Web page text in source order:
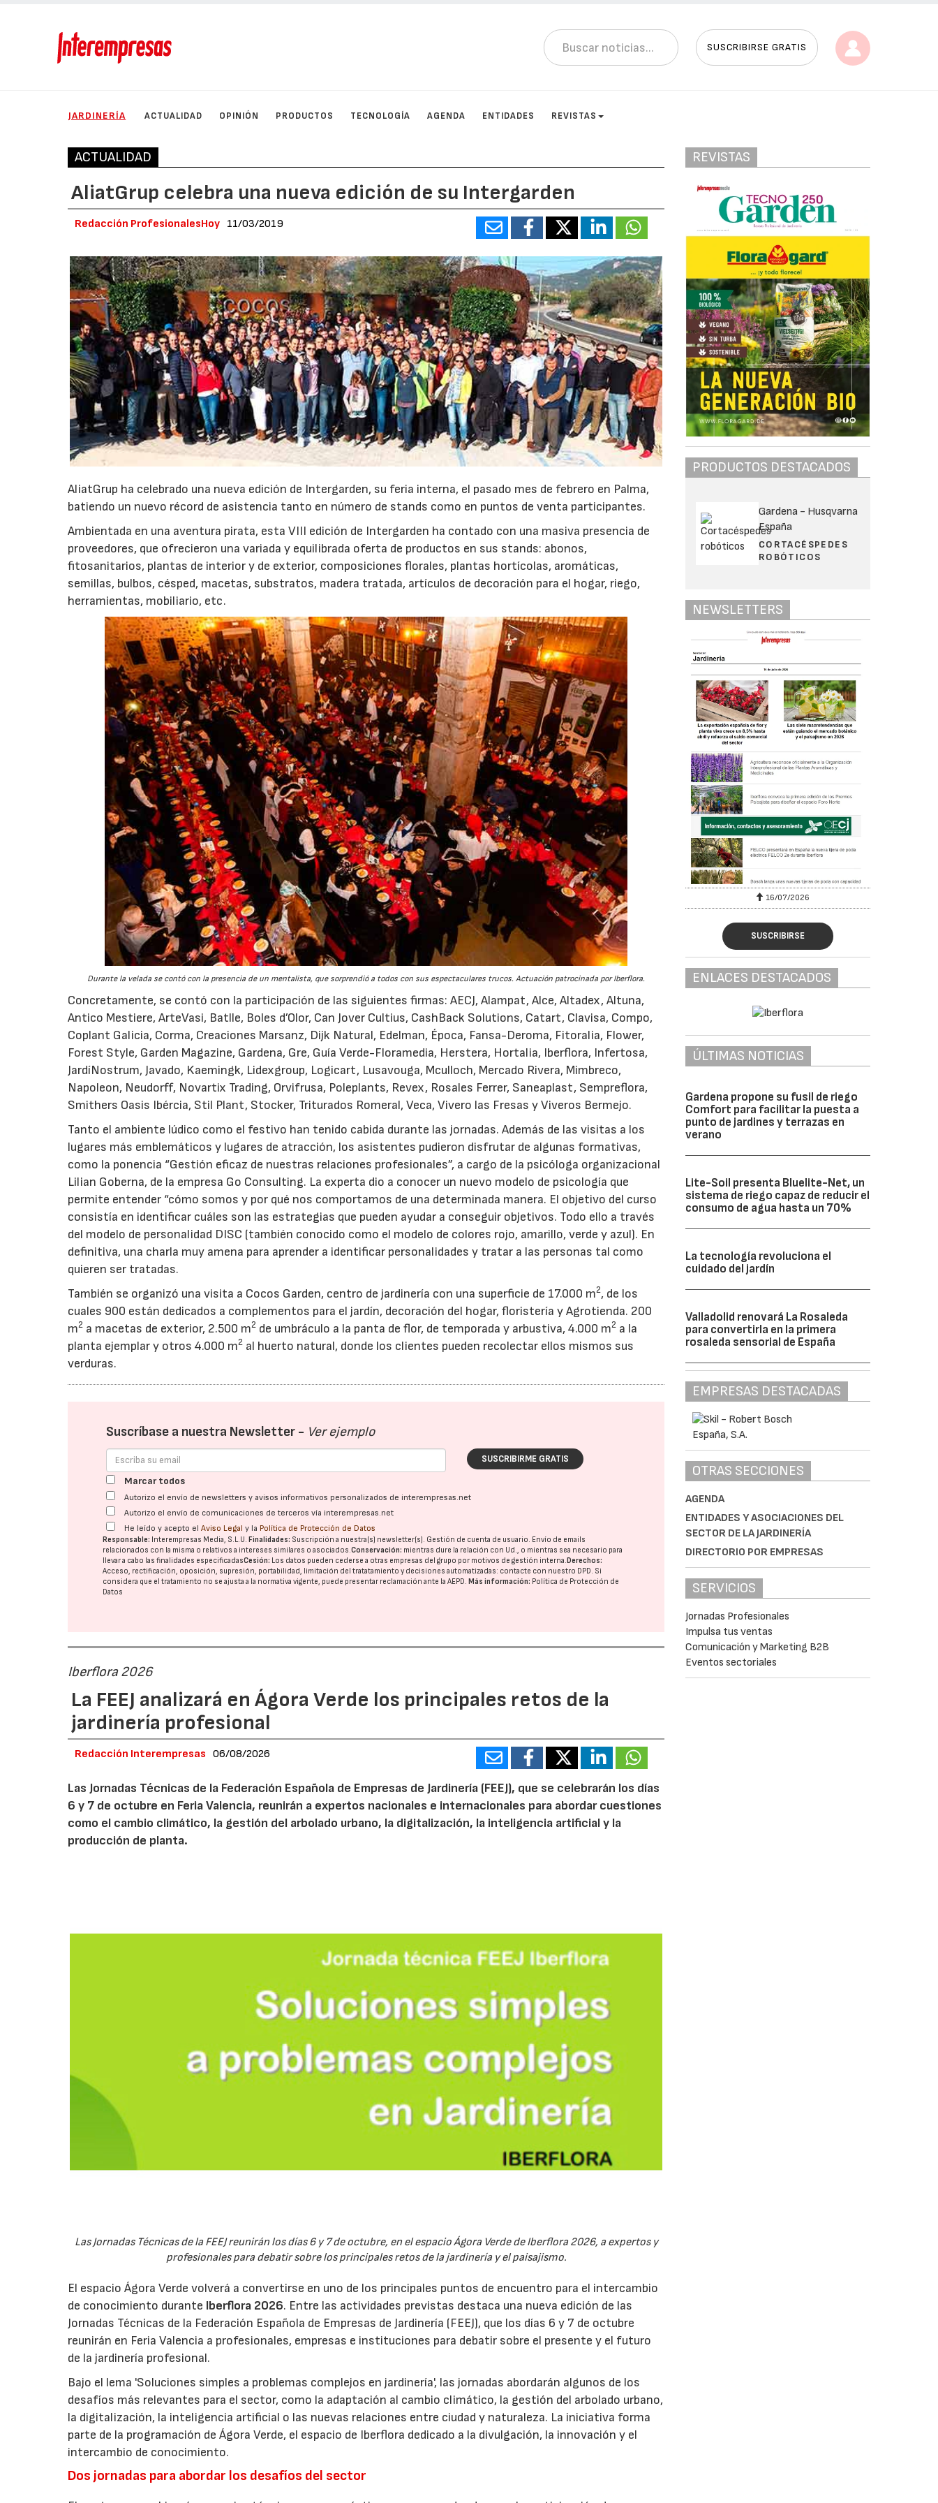
SUSCRIBIRSE GRATIS
JARDINERÍA ACTUALIDAD OPINIÓN PRODUCTOS TECNOLOGÍA AGENDA ENTIDADES REVISTAS
ACTUALIDAD
AliatGrup celebra una nueva edición de su Intergarden
Redacción ProfesionalesHoy 11/03/2019
AliatGrup ha celebrado una nueva edición de Intergarden, su feria interna, el pasado mes de febrero en Palma,
batiendo un nuevo récord de asistencia tanto en número de stands como en puntos de venta participantes.
Ambientada en una aventura pirata, esta VIII edición de Intergarden ha contado con una masiva presencia de
proveedores, que ofrecieron una variada y equilibrada oferta de productos en sus stands: abonos,
fitosanitarios, plantas de interior y de exterior, composiciones florales, plantas hortícolas, aromáticas,
semillas, bulbos, césped, macetas, substratos, madera tratada, artículos de decoración para el hogar, riego,
herramientas, mobiliario, etc.
Durante la velada se contó con la presencia de un mentalista, que sorprendió a todos con sus espectaculares trucos. Actuación patrocinada por Iberflora.
Concretamente, se contó con la participación de las siguientes firmas: AECJ, Alampat, Alce, Altadex, Altuna,
Antico Mestiere, ArteVasi, Batlle, Boles d’Olor, Can Jover Cultius, CashBack Solutions, Catart, Clavisa, Compo,
Coplant Galicia, Corma, Creaciones Marsanz, Dijk Natural, Edelman, Época, Fansa-Deroma, Fitoralia, Flower,
Forest Style, Garden Magazine, Gardena, Gre, Guía Verde-Floramedia, Herstera, Hortalia, Iberflora, Infertosa,
JardíNostrum, Javado, Kaemingk, Lidexgroup, Logicart, Lusavouga, Mculloch, Mercado Rivera, Mimbreco,
Napoleon, Neudorff, Novartix Trading, Orvifrusa, Poleplants, Revex, Rosales Ferrer, Saneaplast, Sempreflora,
Smithers Oasis Ibércia, Stil Plant, Stocker, Triturados Romeral, Veca, Vivero las Fresas y Viveros Bermejo.
Tanto el ambiente lúdico como el festivo han tenido cabida durante las jornadas. Además de las visitas a los
lugares más emblemáticos y lugares de atracción, los asistentes pudieron disfrutar de algunas formativas,
como la ponencia “Gestión eficaz de nuestras relaciones profesionales”, a cargo de la psicóloga organizacional
Lilian Goberna, de la empresa Go Consulting. La experta dio a conocer un nuevo modelo de psicología que
permite entender “cómo somos y por qué nos comportamos de una determinada manera. El objetivo del curso
consistía en identificar cuáles son las estrategias que pueden ayudar a conseguir objetivos. Todo ello a través
del modelo de personalidad DISC (también conocido como el modelo de colores rojo, amarillo, verde y azul). En
definitiva, una charla muy amena para aprender a identificar personalidades y tratar a las personas tal como
quieren ser tratadas.
También se organizó una visita a Cocos Garden, centro de jardinería con una superficie de 17.000 m2, de los
cuales 900 están dedicados a complementos para el jardín, decoración del hogar, floristería y Agrotienda. 200
m2 a macetas de exterior, 2.500 m2 de umbráculo a la panta de flor, de temporada y arbustiva, 4.000 m2 a la
planta ejemplar y otros 4.000 m2 al huerto natural, donde los clientes pueden recolectar ellos mismos sus
verduras.
Suscríbase a nuestra Newsletter - Ver ejemplo
SUSCRIBIRME GRATIS
Marcar todos
Autorizo el envío de newsletters y avisos informativos personalizados de interempresas.net
Autorizo el envío de comunicaciones de terceros vía interempresas.net
He leído y acepto elAviso Legal y la Política de Protección de Datos
Responsable: Interempresas Media, S.L.U.Finalidades: Suscripción a nuestra(s) newsletter(s). Gestión de cuenta de usuario. Envío de emails
relacionados con la misma o relativos a intereses similares o asociados.Conservación: mientras dure la relación con Ud., o mientras sea necesario para
llevar a cabo las finalidades especificadasCesión: Los datos pueden cederse a otras empresas del grupo por motivos de gestión interna.Derechos:
Acceso, rectificación, oposición, supresión, portabilidad, limitación del tratatamiento y decisiones automatizadas: contacte con nuestro DPD. Si
considera que el tratamiento no se ajusta a la normativa vigente, puede presentar reclamación ante laAEPD.Más información: Política de Protección de
Datos
Iberflora 2026
La FEEJ analizará en Ágora Verde los principales retos de la
jardinería profesional
Redacción Interempresas 06/08/2026
Las Jornadas Técnicas de la Federación Española de Empresas de Jardinería (FEEJ), que se celebrarán los días
6 y 7 de octubre en Feria Valencia, reunirán a expertos nacionales e internacionales para abordar cuestiones
como el cambio climático, la gestión del arbolado urbano, la digitalización, la inteligencia artificial y la
producción de planta.
Las Jornadas Técnicas de la FEEJ reunirán los días 6 y 7 de octubre, en el espacio Ágora Verde de Iberflora 2026, a expertos y
profesionales para debatir sobre los principales retos de la jardinería y el paisajismo.
El espacio Ágora Verde volverá a convertirse en uno de los principales puntos de encuentro para el intercambio
de conocimiento durante Iberflora 2026. Entre las actividades previstas destaca una nueva edición de las
Jornadas Técnicas de la Federación Española de Empresas de Jardinería (FEEJ), que los días 6 y 7 de octubre
reunirán en Feria Valencia a profesionales, empresas e instituciones para debatir sobre el presente y el futuro
de la jardinería profesional.
Bajo el lema 'Soluciones simples a problemas complejos en jardinería', las jornadas abordarán algunos de los
desafíos más relevantes para el sector, como la adaptación al cambio climático, la gestión del arbolado urbano,
la digitalización, la inteligencia artificial o las nuevas relaciones entre ciudad y naturaleza. La iniciativa forma
parte de la programación de Ágora Verde, el espacio de Iberflora dedicado a la divulgación, la innovación y el
intercambio de conocimiento.
Dos jornadas para abordar los desafíos del sector
REVISTAS
PRODUCTOS DESTACADOS
Gardena - Husqvarna
España
CORTACÉSPEDES
ROBÓTICOS
NEWSLETTERS
16/07/2026 30/07/2026 16/07/2026
SUSCRIBIRSE
ENLACES DESTACADOS
ÚLTIMAS NOTICIAS
Gardena propone su fusil de riego
Comfort para facilitar la puesta a
punto de jardines y terrazas en
verano
Lite-Soil presenta Bluelite-Net, un
sistema de riego capaz de reducir el
consumo de agua hasta un 70%
La tecnología revoluciona el
cuidado del jardín
Valladolid renovará La Rosaleda
para convertirla en la primera
rosaleda sensorial de España
EMPRESAS DESTACADAS
OTRAS SECCIONES
AGENDA
ENTIDADES Y ASOCIACIONES DEL
SECTOR DE LA JARDINERÍA
DIRECTORIO POR EMPRESAS
SERVICIOS
Jornadas Profesionales
Impulsa tus ventas
Comunicación y Marketing B2B
Eventos sectoriales